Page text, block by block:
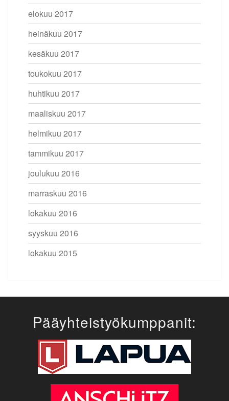
elokuu 2017
heinäkuu 2017
kesäkuu 2017
toukokuu 2017
huhtikuu 2017
maaliskuu 2017
helmikuu 2017
tammikuu 2017
joulukuu 2016
marraskuu 2016
lokakuu 2016
syyskuu 2016
lokakuu 2015
Pääyhteistyökumppanit: